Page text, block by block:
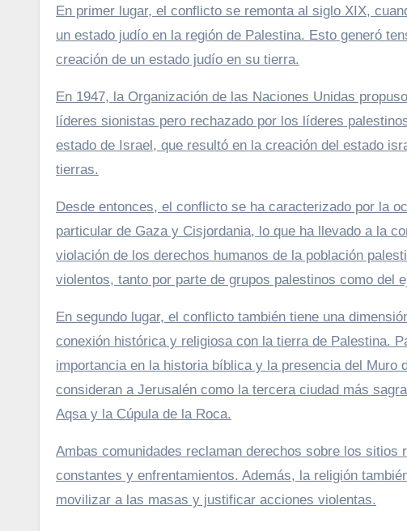
En primer lugar, el conflicto se remonta al siglo XIX,
un estado judío en la región de Palestina. Esto generó
creación de un estado judío en su tierra.
En 1947, la Organización de las Naciones Unidas
líderes sionistas pero rechazado por los líderes
estado de Israel, que resultó en la creación del estado
tierras.
Desde entonces, el conflicto se ha caracterizado por la
particular de Gaza y Cisjordania, lo que ha llevado a la
violación de los derechos humanos de la población
violentos, tanto por parte de grupos palestinos como del
En segundo lugar, el conflicto también tiene una
conexión histórica y religiosa con la tierra de Palestina.
importancia en la historia bíblica y la presencia del
consideran a Jerusalén como la tercera ciudad más
Aqsa y la Cúpula de la Roca.
Ambas comunidades reclaman derechos sobre los
constantes y enfrentamientos. Además, la religión
movilizar a las masas y justificar acciones violentas.